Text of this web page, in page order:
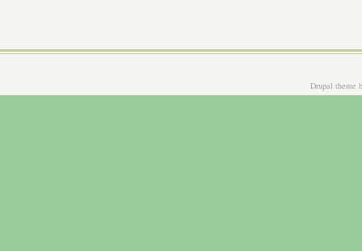
Drupal theme